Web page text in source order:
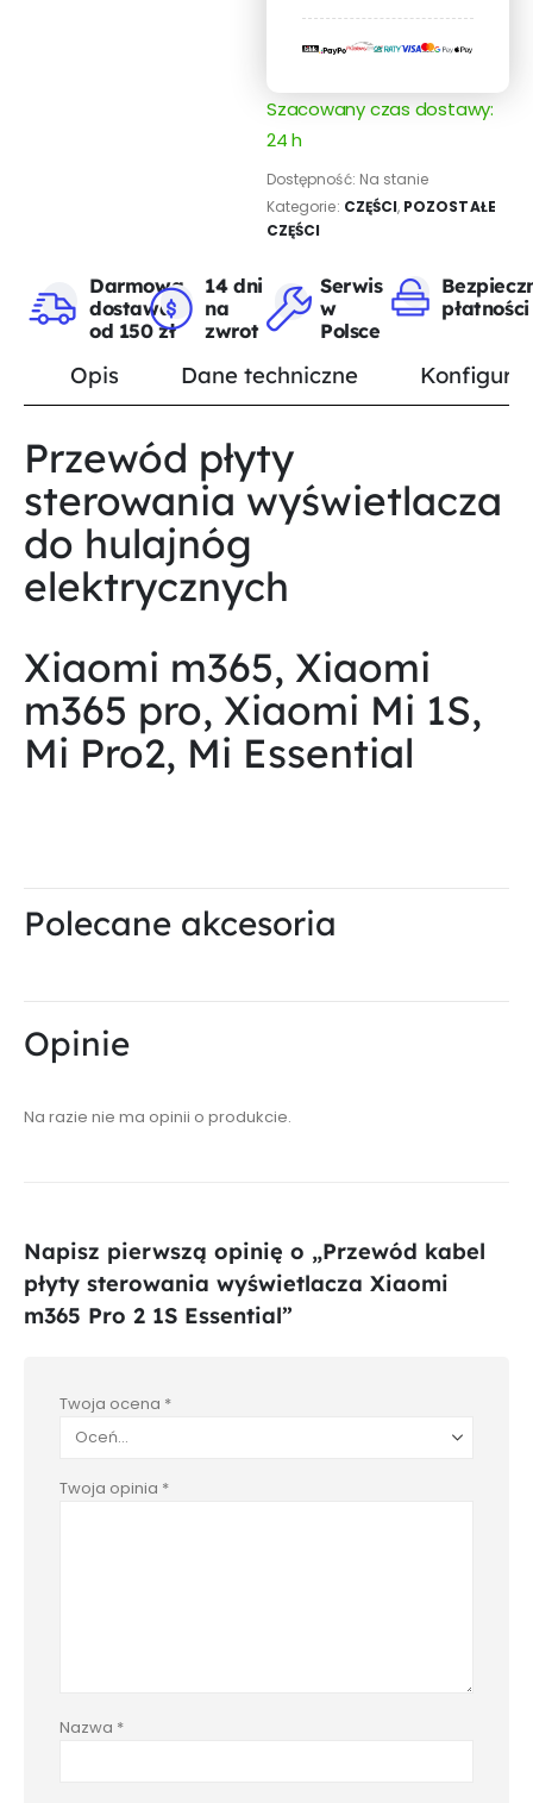
Szacowany czas dostawy:
24 h
Dostępność: Na stanie
Kategorie: CZĘŚCI, POZOSTAŁE
CZĘŚCI
Darmowa
dostawa
od 150 zł
14 dni
na
zwrot
Serwis
w
Polsce
płatności
Opis Dane techniczne
Przewód płyty
sterowania wyświetlacza
do hulajnóg
elektrycznych
Xiaomi m365, Xiaomi
m365 pro, Xiaomi Mi 1S,
Mi Pro2, Mi Essential
Polecane akcesoria
Opinie
Na razie nie ma opinii o produkcie.
Napisz pierwszą opinię o „Przewód kabel
płyty sterowania wyświetlacza Xiaomi
m365 Pro 2 1S Essential”
Twoja ocena *
Twoja opinia *
Nazwa *